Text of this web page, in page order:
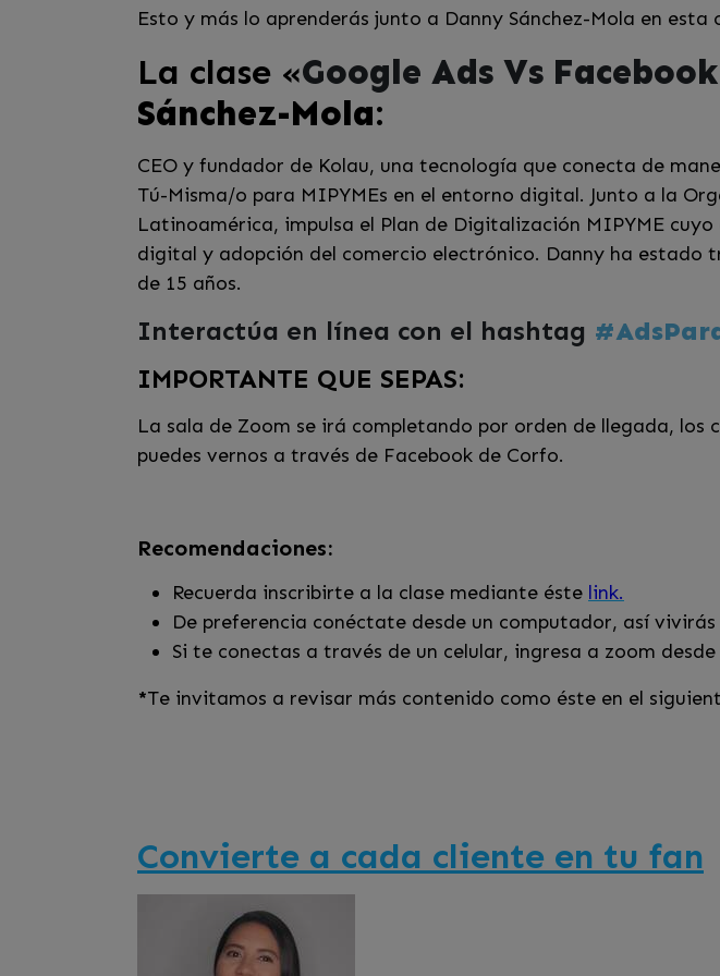
Esto y más lo aprenderás junto a Danny Sánchez-Mola en esta
La clase «Google Ads Vs
Sánchez-Mola:
CEO y fundador de Kolau, una tecnología que conecta de
Tú-Misma/o para MIPYMEs en el entorno digital. Junto a la
Latinoamérica, impulsa el Plan de Digitalización MIPYME
digital y adopción del comercio electrónico. Danny ha estado
de 15 años.
Interactúa en línea con el hashtag #
IMPORTANTE QUE SEPAS:
La sala de Zoom se irá completando por orden de llegada,
puedes vernos a través de Facebook de Corfo.
Recomendaciones:
Recuerda inscribirte a la clase mediante éste link.
De preferencia conéctate desde un computador, así
Si te conectas a través de un celular, ingresa a zoom
*Te invitamos a revisar más contenido como éste en el
Convierte a cada cliente en tu fan